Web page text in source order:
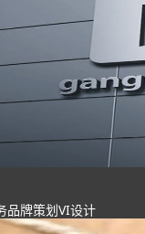
品牌策划VI设计